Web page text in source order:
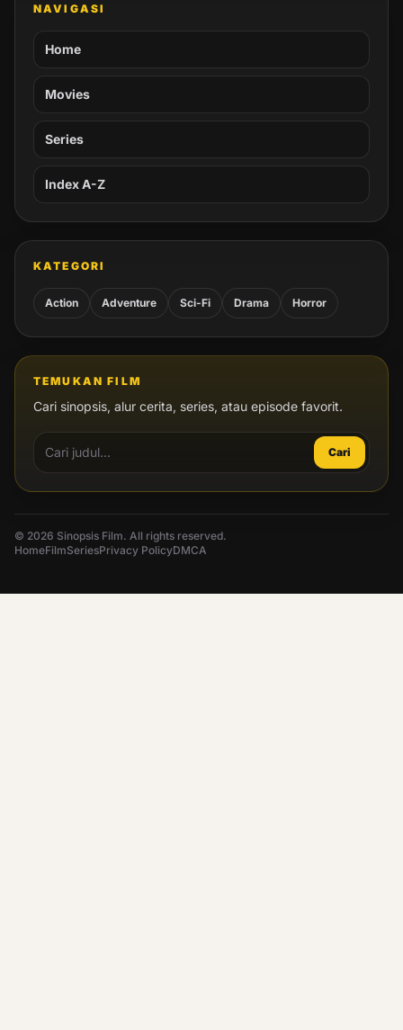
NAVIGASI
Home
Movies
Series
Index A-Z
KATEGORI
Action Adventure Sci-Fi Drama Horror
TEMUKAN FILM
Cari sinopsis, alur cerita, series, atau episode favorit.
Cari
© 2026 Sinopsis Film. All rights reserved.
HomeFilmSeriesPrivacy PolicyDMCA